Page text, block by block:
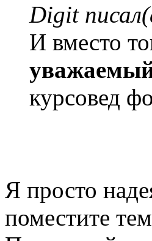
Digit
И вместо
курсовед
Я просто
поместите